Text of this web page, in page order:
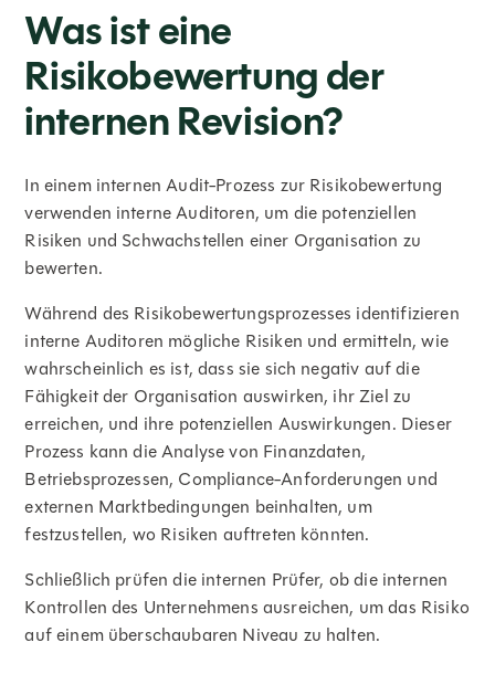
Was ist eine
Risikobewertung der
internen Revision?
In einem internen Audit-Prozess zur Risikobewertung
verwenden interne Auditoren, um die potenziellen
Risiken und Schwachstellen einer Organisation zu
bewerten.
Während des Risikobewertungsprozesses identifizieren
interne Auditoren mögliche Risiken und ermitteln, wie
wahrscheinlich es ist, dass sie sich negativ auf die
Fähigkeit der Organisation auswirken, ihr Ziel zu
erreichen, und ihre potenziellen Auswirkungen. Dieser
Prozess kann die Analyse von Finanzdaten,
Betriebsprozessen, Compliance-Anforderungen und
externen Marktbedingungen beinhalten, um
festzustellen, wo Risiken auftreten könnten.
Schließlich prüfen die internen Prüfer, ob die internen
Kontrollen des Unternehmens ausreichen, um das Risiko
auf einem überschaubaren Niveau zu halten.